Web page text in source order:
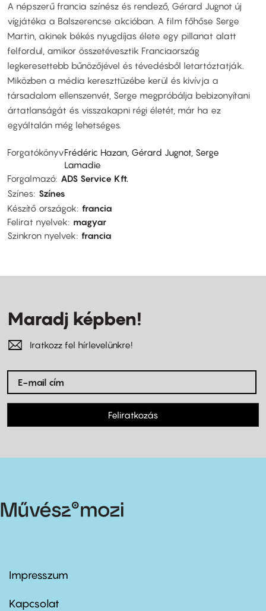
A népszerű francia színész és rendező, Gérard Jugnot új
vígjátéka a Balszerencse akcióban. A film főhőse Serge
Martin, akinek békés nyugdíjas élete egy pillanat alatt
felfordul, amikor összetévesztik Franciaország
legkeresettebb bűnözőjével és tévedésből letartóztatják.
Miközben a média kereszttüzébe kerül és kivívja a
társadalom ellenszenvét, Serge megpróbálja bebizonyítani
ártatlanságát és visszakapni régi életét, már ha ez
egyáltalán még lehetséges.
ForgatókönyvFrédéric Hazan, Gérard Jugnot, Serge
Lamadie
Forgalmazó ADS Service Kft.
Színes Színes
Készítő országok francia
Felirat nyelvek
magyar
Szinkron nyelvek francia
Maradj képben!
Iratkozz fel hírlevelünkre!
Feliratkozás
Footer
first
Impresszum
Kapcsolat